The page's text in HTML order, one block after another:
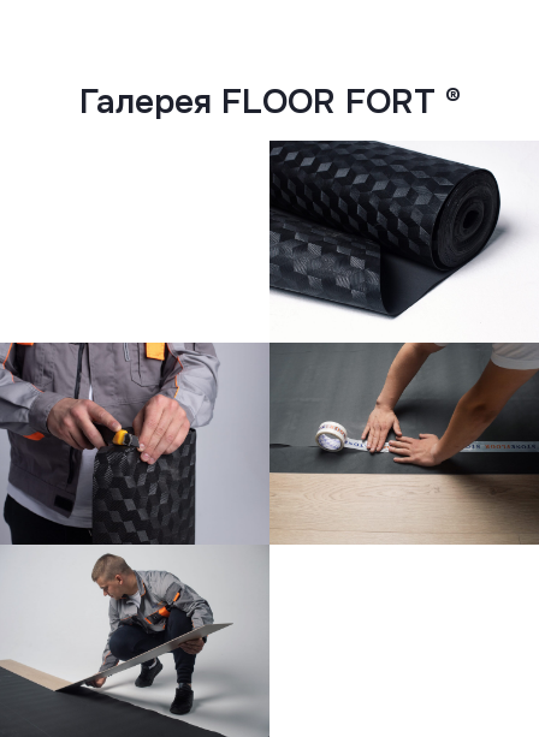
Галерея FLOOR FORT ®